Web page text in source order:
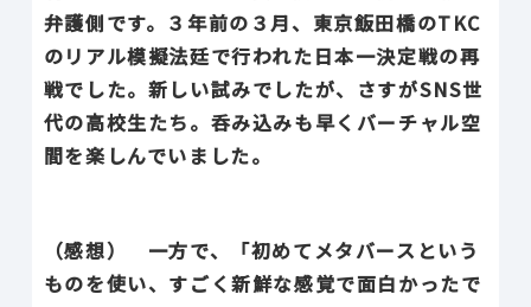
弁護側です。３年前の３月、東京飯田橋のTKC
のリアル模擬法廷で行われた日本一決定戦の再
戦でした。新しい試みでしたが、さすがSNS世
代の高校生たち。呑み込みも早くバーチャル空
間を楽しんでいました。
（感想） 一方で、「初めてメタバースという
ものを使い、すごく新鮮な感覚で面白かったで